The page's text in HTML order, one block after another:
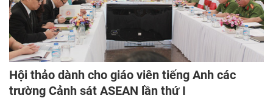
Hội thảo dành cho giáo viên tiếng Anh các
trường Cảnh sát ASEAN lần thứ I